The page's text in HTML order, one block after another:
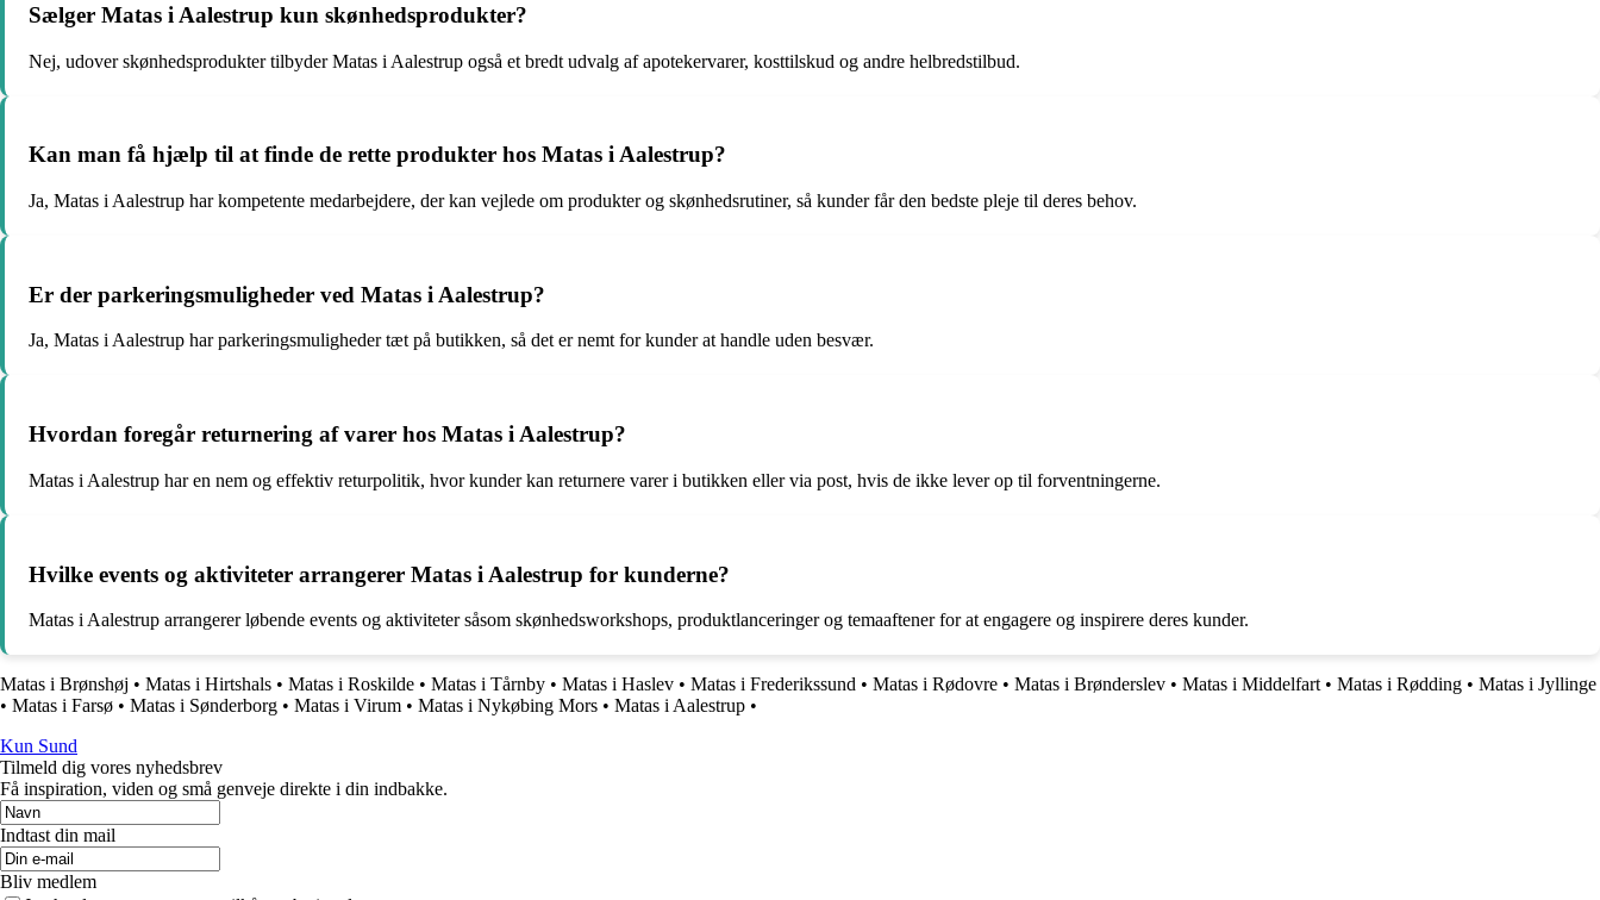
Sælger Matas i Aalestrup kun skønhedsprodukter?
Nej, udover skønhedsprodukter tilbyder Matas i Aalestrup også et bredt udvalg af apotekervarer, kosttilskud og andre helbredstilbud.
Kan man få hjælp til at finde de rette produkter hos Matas i Aalestrup?
Ja, Matas i Aalestrup har kompetente medarbejdere, der kan vejlede om produkter og skønhedsrutiner, så kunder får den bedste pleje til deres behov.
Er der parkeringsmuligheder ved Matas i Aalestrup?
Ja, Matas i Aalestrup har parkeringsmuligheder tæt på butikken, så det er nemt for kunder at handle uden besvær.
Hvordan foregår returnering af varer hos Matas i Aalestrup?
Matas i Aalestrup har en nem og effektiv returpolitik, hvor kunder kan returnere varer i butikken eller via post, hvis de ikke lever op til forventningerne.
Hvilke events og aktiviteter arrangerer Matas i Aalestrup for kunderne?
Matas i Aalestrup arrangerer løbende events og aktiviteter såsom skønhedsworkshops, produktlanceringer og temaaftener for at engagere og inspirere deres kunder.
Matas i Brønshøj • Matas i Hirtshals • Matas i Roskilde • Matas i Tårnby • Matas i Haslev • Matas i Frederikssund • Matas i Rødovre • Matas i Brønderslev • Matas i Middelfart • Matas i Rødding • Matas i Jyllinge
• Matas i Farsø • Matas i Sønderborg • Matas i Virum • Matas i Nykøbing Mors • Matas i Aalestrup •
Kun Sund
Tilmeld dig vores nyhedsbrev
Få inspiration, viden og små genveje direkte i din indbakke.
Indtast din mail
Bliv medlem